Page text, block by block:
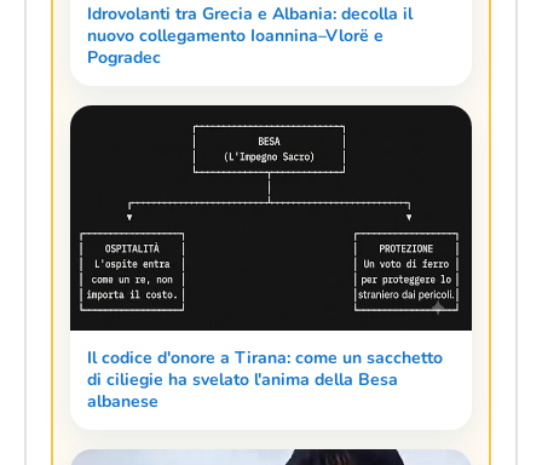
Idrovolanti tra Grecia e Albania: decolla il
nuovo collegamento Ioannina–Vlorë e
Pogradec
Il codice d'onore a Tirana: come un sacchetto
di ciliegie ha svelato l'anima della Besa
albanese